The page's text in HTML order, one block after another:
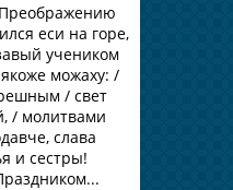
Преображению
еси на горе,
учеником
можаху: /
/ свет
/ молитвами
слава
и сестры!